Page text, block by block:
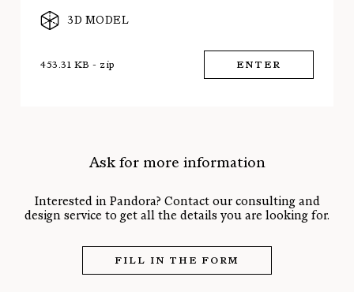
3D MODEL
453.31 KB - zip ENTER
Ask for more information
Interested in Pandora? Contact our consulting and
design service to get all the details you are looking for.
FILL IN THE FORM